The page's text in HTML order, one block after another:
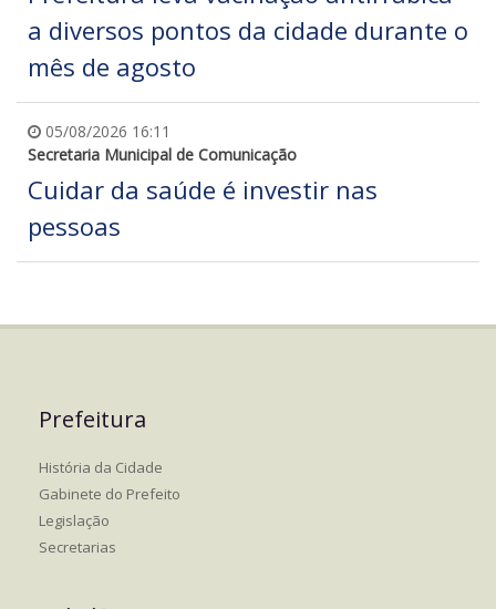
a diversos pontos da cidade durante o
mês de agosto
05/08/2026 16:11
Secretaria Municipal de Comunicação
Cuidar da saúde é investir nas
pessoas
Prefeitura
História da Cidade
Gabinete do Prefeito
Legislação
Secretarias